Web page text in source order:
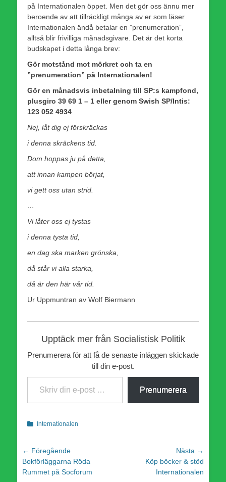
på Internationalen öppet. Men det gör oss ännu mer
beroende av att tillräckligt många av er som läser
Internationalen ändå betalar en ”prenumeration”,
alltså blir frivilliga månadsgivare. Det är det korta
budskapet i detta långa brev:
Gör motstånd mot mörkret och ta en
”prenumeration” på Internationalen!
Gör en månadsvis inbetalning till SP:s kampfond,
plusgiro 39 69 1 – 1 eller genom Swish SP/Intis:
123 052 4934
Nej, låt dig ej förskräckas
i denna skräckens tid.
Dom hoppas ju på detta,
att innan kampen börjat,
vi gett oss utan strid.
…
Vi låter oss ej tystas
i denna tysta tid,
en dag ska marken grönska,
då står vi alla starka,
då är den här vår tid.
Ur Uppmuntran av Wolf Biermann
Upptäck mer från Socialistisk Politik
Prenumerera för att få de senaste inläggen skickade
till din e-post.
Skriv din e-post …
Prenumerera
Kategorier
Internationalen
Inläggsnavigering
← Föregående
Föregående
inlägg:
Bokförläggarna Röda
Rummet på Socforum
Nästa →
Köp böcker & stöd
Internationalen